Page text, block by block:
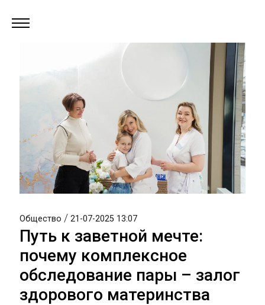
Общество / 21-07-2025 13:07
Путь к заветной мечте:
почему комплексное
обследование пары – залог
здорового материнства